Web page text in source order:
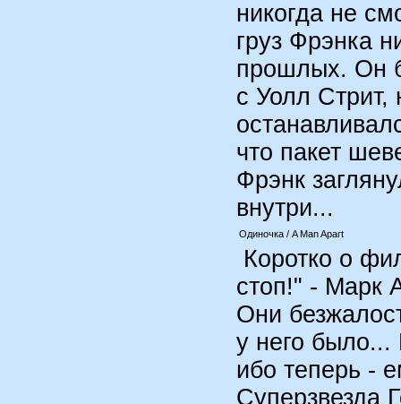
никогда не
груз Фрэнка
прошлых. Он
с Уолл Стрит,
что пакет
Фрэнк
внутри...
Одиночка / A Man Apart
Коротко о
стоп!" - Марк
Они
у него было...
ибо теперь -
Суперзвезда